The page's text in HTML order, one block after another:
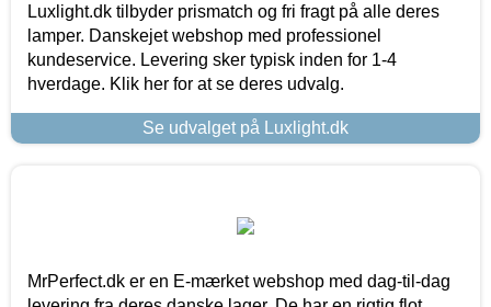
Luxlight.dk tilbyder prismatch og fri fragt på alle deres
lamper. Danskejet webshop med professionel
kundeservice. Levering sker typisk inden for 1-4
hverdage. Klik her for at se deres udvalg.
Se udvalget på Luxlight.dk
MrPerfect.dk er en E-mærket webshop med dag-til-dag